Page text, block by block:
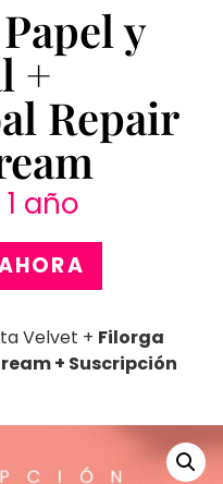
y
+
Repair
año
Velvet + Filorga
+ Suscripción